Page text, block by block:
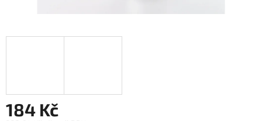
184 Kč